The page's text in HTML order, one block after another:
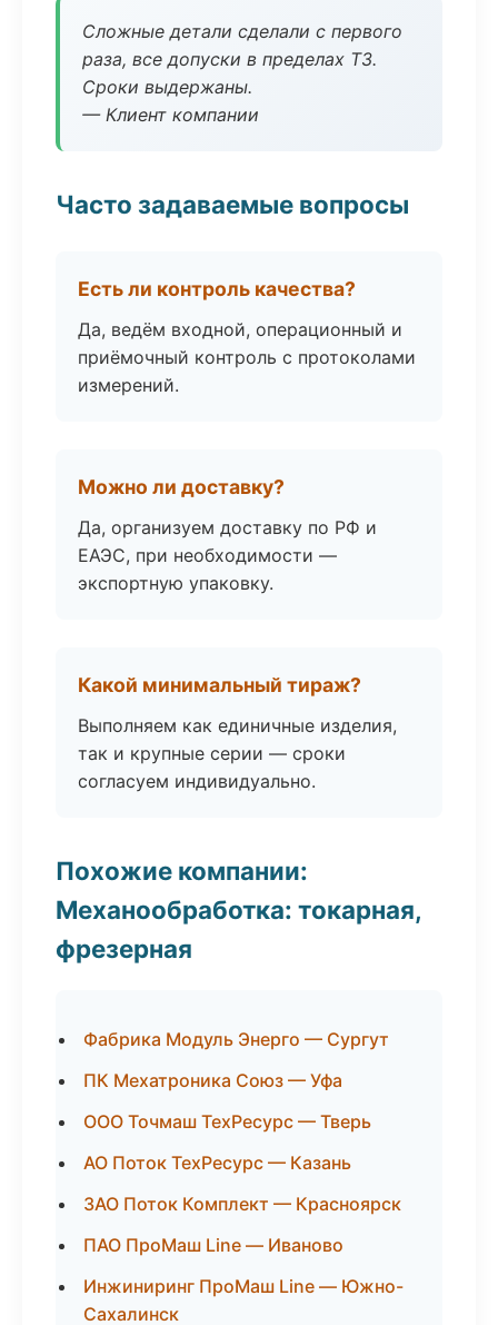
Сложные детали сделали с первого
раза, все допуски в пределах ТЗ.
Сроки выдержаны.
— Клиент компании
Часто задаваемые вопросы
Есть ли контроль качества?
Да, ведём входной, операционный и
приёмочный контроль с протоколами
измерений.
Можно ли доставку?
Да, организуем доставку по РФ и
ЕАЭС, при необходимости —
экспортную упаковку.
Какой минимальный тираж?
Выполняем как единичные изделия,
так и крупные серии — сроки
согласуем индивидуально.
Похожие компании:
Механообработка: токарная,
фрезерная
Фабрика Модуль Энерго — Сургут
ПК Мехатроника Союз — Уфа
ООО Точмаш ТехРесурс — Тверь
АО Поток ТехРесурс — Казань
ЗАО Поток Комплект — Красноярск
ПАО ПроМаш Line — Иваново
Инжиниринг ПроМаш Line — Южно-
Сахалинск